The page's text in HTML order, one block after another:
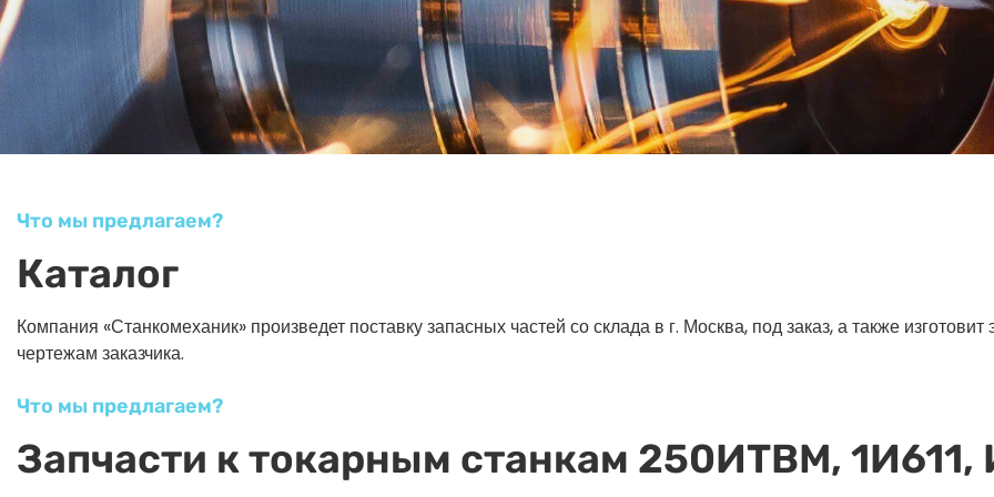
Что мы предлагаем?
Каталог
Компания «Станкомеханик» произведет поставку запасных частей со склада в г. Москва, под заказ, а также
чертежам заказчика.
Что мы предлагаем?
Запчасти к токарным станкам 250ИТВМ, 1И611,